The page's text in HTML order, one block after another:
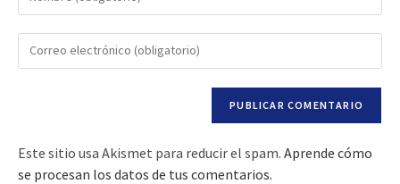
Este sitio usa Akismet para reducir el spam. Aprende cómo
se procesan los datos de tus comentarios.